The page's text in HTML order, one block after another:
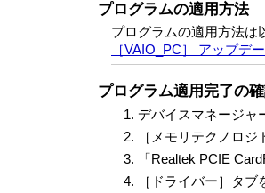
プログラムの適用方法
プログラムの適用方法は
［VAIO_PC］ アップデ
プログラム適用完了の
デバイスマネージャ
［メモリテクノロ
「Realtek PCIE
［ドライバー］タ